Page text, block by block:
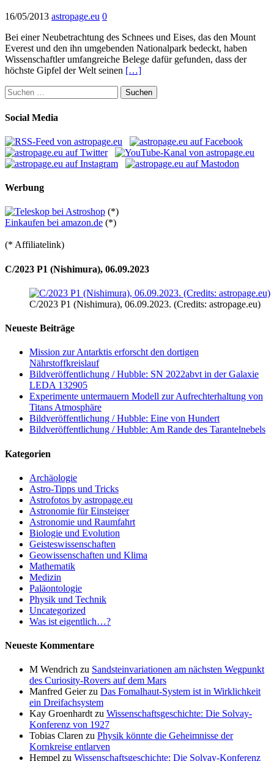
16/05/2013 astropage.eu 0
Bei einer Neubetrachtung des Schnees und Eises, das den Mount
Everest und den ihn umgebenden Nationalpark bedeckt, haben
Wissenschaftler umfangreiche Belege dafür gefunden, dass der
höchste Gipfel der Welt seinen […]
Suchen
nach:
Social Media
Werbung
(*)
Einkaufen bei amazon.de (*)
(* Affiliatelink)
C/2023 P1 (Nishimura), 06.09.2023
C/2023 P1 (Nishimura), 06.09.2023. (Credits: astropage.eu)
Neueste Beiträge
Mission zur Antarktis erforscht den dortigen
Nährstoffkreislauf
Bildveröffentlichung / Hubble: SN 2022abvt in der Galaxie
LEDA 132905
Experimente untermauern Modell zur Aufrechterhaltung von
Titans Atmosphäre
Bildveröffentlichung / Hubble: Eine von Hundert
Bildveröffentlichung / Hubble: Am Rande des Tarantelnebels
Kategorien
Archäologie
Astro-Tipps und Tricks
Astrofotos by astropage.eu
Astronomie für Einsteiger
Astronomie und Raumfahrt
Biologie und Evolution
Geisteswissenschaften
Geowissenschaften und Klima
Mathematik
Medizin
Paläontologie
Physik und Technik
Uncategorized
Was ist eigentlich…?
Neueste Kommentare
M Wendrich zu Sandsteinvariationen am nächsten Wegpunkt
des Curiosity-Rovers auf dem Mars
Manfred Geierzu Das Fomalhaut-System ist in Wirklichkeit
ein Dreifachsystem
Kay Groenhardtzu Wissenschaftsgeschichte: Die Solvay-
Konferenz von 1927
Tobias Claren zu Physik könnte die Geheimnisse der
Kornkreise entlarven
Hempel zu Wissenschaftsgeschichte: Die Solvay-Konferenz